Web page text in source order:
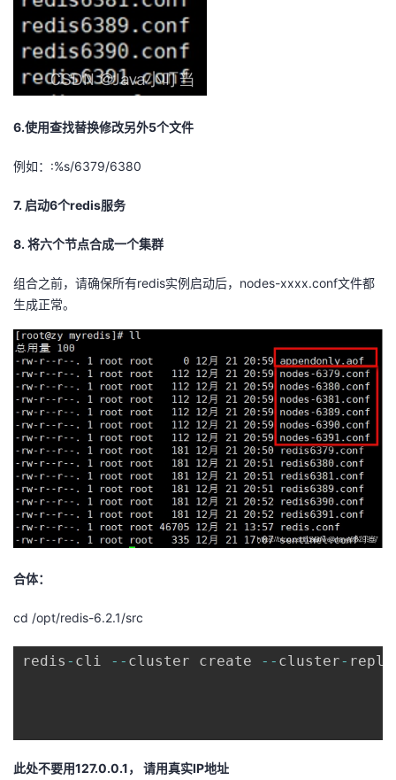
6.使用查找替换修改另外5个文件
例如：:%s/6379/6380
7. 启动6个redis服务
8. 将六个节点合成一个集群
组合之前，请确保所有redis实例启动后，nodes-xxxx.conf文件都
生成正常。
合体：
cd /opt/redis-6.2.1/src
redis - cli -- cluster create -- cluster-
此处不要用127.0.0.1， 请用真实IP地址